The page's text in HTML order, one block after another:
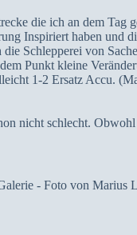
die ich an dem Tag
Inspiriert haben und
Schlepperei von
Punkt kleine
1-2 Ersatz Accu.
nicht schlecht.